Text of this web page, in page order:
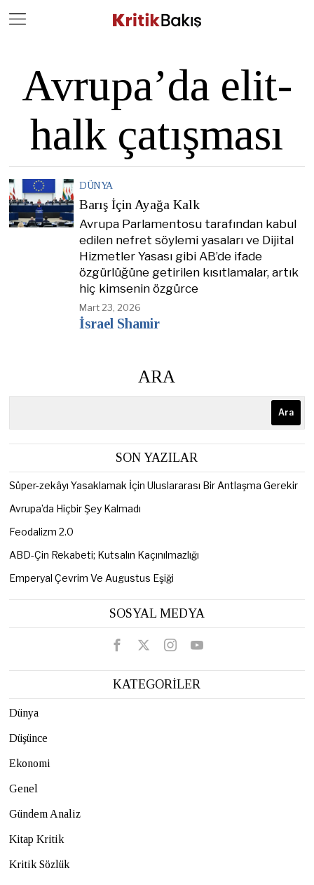
Avrupa’da elit-
halk çatışması
DÜNYA
Barış İçin Ayağa Kalk
Avrupa Parlamentosu tarafından kabul
edilen nefret söylemi yasaları ve Dijital
Hizmetler Yasası gibi AB’de ifade
özgürlüğüne getirilen kısıtlamalar, artık
hiç kimsenin özgürce
Mart 23, 2026
İsrael Shamir
ARA
Ara
SON YAZILAR
Süper-zekâyı Yasaklamak İçin Uluslararası Bir Antlaşma Gerekir
Avrupa’da Hiçbir Şey Kalmadı
Feodalizm 2.0
ABD-Çin Rekabeti; Kutsalın Kaçınılmazlığı
Emperyal Çevrim Ve Augustus Eşiği
SOSYAL MEDYA
KATEGORİLER
Dünya
Düşünce
Ekonomi
Genel
Gündem Analiz
Kitap Kritik
Kritik Sözlük